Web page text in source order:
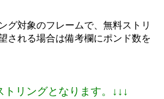
グ対象のフレームで、無料ストリ
される場合は備考欄にポンド数を
トリングとなります。↓↓↓